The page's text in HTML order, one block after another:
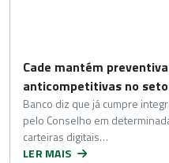
Cade mantém
anticompetitivas no
Banco diz que já cumpre
pelo Conselho em
carteiras digitais…
LER MAIS